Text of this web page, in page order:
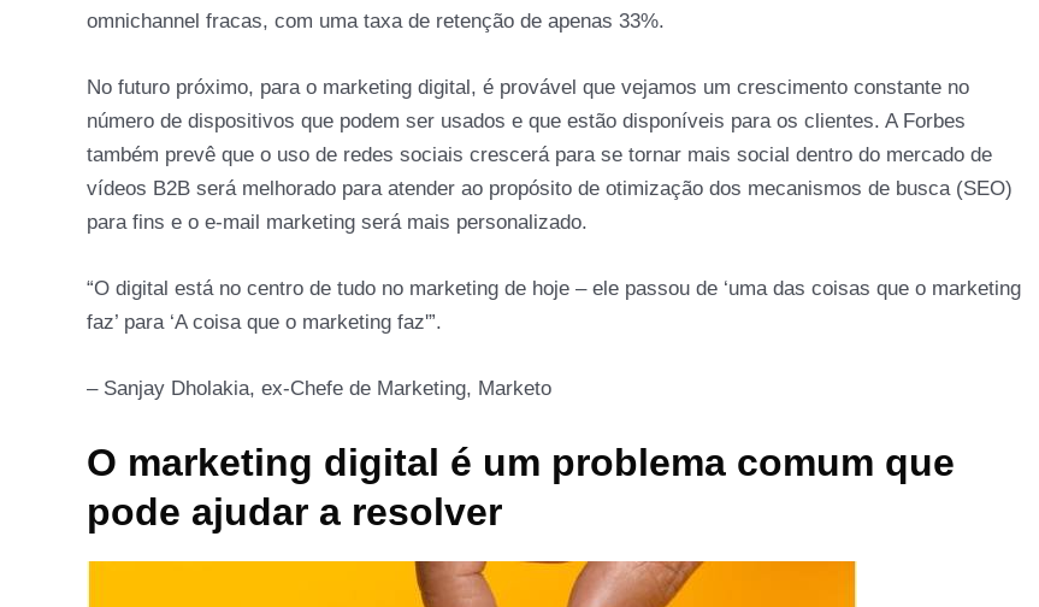
omnichannel fracas, com uma taxa de retenção de apenas 33%.
No futuro próximo, para o marketing digital, é provável que vejamos um crescimento constante no
número de dispositivos que podem ser usados e que estão disponíveis para os clientes. A Forbes
também prevê que o uso de redes sociais crescerá para se tornar mais social dentro do mercado de
vídeos B2B será melhorado para atender ao propósito de otimização dos mecanismos de busca (SEO)
para fins e o e-mail marketing será mais personalizado.
“O digital está no centro de tudo no marketing de hoje – ele passou de ‘uma das coisas que o marketing
faz’ para ‘A coisa que o marketing faz'”.
– Sanjay Dholakia, ex-Chefe de Marketing, Marketo
O marketing digital é um problema comum que
pode ajudar a resolver